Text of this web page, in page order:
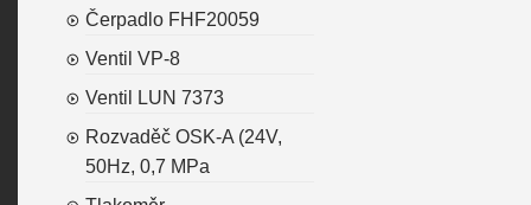
Čerpadlo FHF20059
Ventil VP-8
Ventil LUN 7373
Rozvaděč OSK-A (24V,
50Hz, 0,7 MPa